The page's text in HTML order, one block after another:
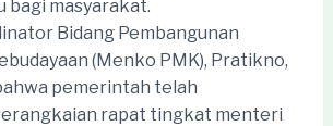
bagi masyarakat.
Bidang Pembangunan
(Menko PMK), Pratikno,
pemerintah telah
rapat tingkat menteri